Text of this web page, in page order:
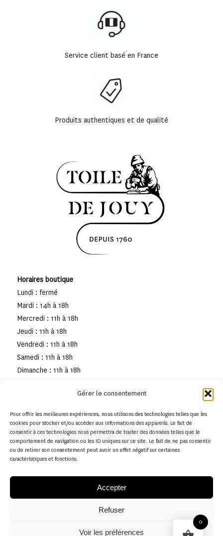
Gérer le consentement
Pour offrir les meilleures expériences, nous utilisons des technologies telles que les
cookies pour stocker et/ou accéder aux informations des appareils. Le fait de
consentir à ces technologies nous permettra de traiter des données telles que le
comportement de navigation ou les ID uniques sur ce site. Le fait de ne pas consentir
ou de retirer son consentement peut avoir un effet négatif sur certaines
caractéristiques et fonctions.
Accepter
Refuser
Voir les préférences
Service client basé en France
Produits authentiques et de qualité
Horaires boutique
Lundi : fermé
Mardi : 14h à 18h
Mercredi : 11h à 18h
Jeudi : 11h à 18h
Vendredi : 11h à 18h
Samedi : 11h à 18h
Dimanche : 11h à 18h
0